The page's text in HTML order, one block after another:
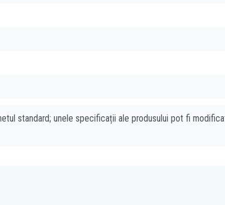
standard; unele specificații ale produsului pot fi